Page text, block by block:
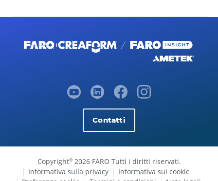
Contatti
Copyright©2026 FARO Tutti i diritti riservati.
Informativa sulla privacy
Informativa sui cookie